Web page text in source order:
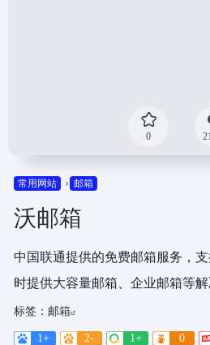
0
常用网站 邮箱
沃邮箱
中国联通提供的免费邮箱服务，
时提供大容量邮箱、企业邮箱等解
标签： 邮箱
1+ 2- 1+ 0